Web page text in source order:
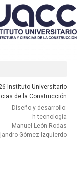
Instituto Universitario
de la Construcción
Diseño y desarrollo:
h-tecnología
Manuel León Rodas
Gómez Izquierdo